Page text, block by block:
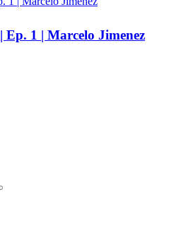
1 | Marcelo Jimenez